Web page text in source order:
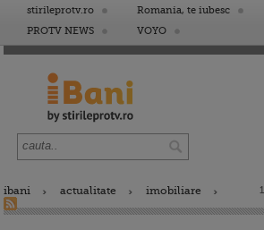
stirileprotv.ro Romania, te iubesc
PROTV NEWS
VOYO
ibani actualitate imobiliare